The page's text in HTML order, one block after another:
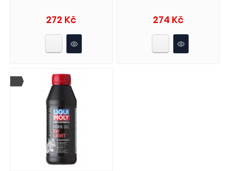
272 KčCena 274 KčCena